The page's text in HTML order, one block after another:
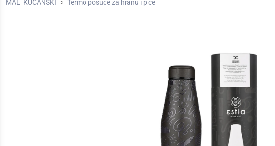
MALI KUĆANSKI Termo posude za hranu i piće